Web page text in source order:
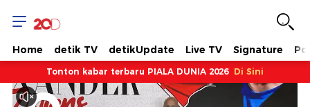
Home detik TV detikUpdate Live TV Signature
Tonton kabar terbaru PIALA DUNIA 2026 Di Sini